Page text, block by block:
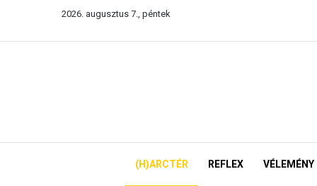
2026. augusztus 7., péntek
(H)ARCTÉR REFLEX VÉLEMÉNY